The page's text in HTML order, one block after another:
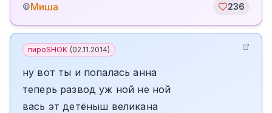
©Миша 236
пироSHOK (02.11.2014)
ну вот ты и попалась анна
теперь развод уж ной не ной
вась эт детёныш великана